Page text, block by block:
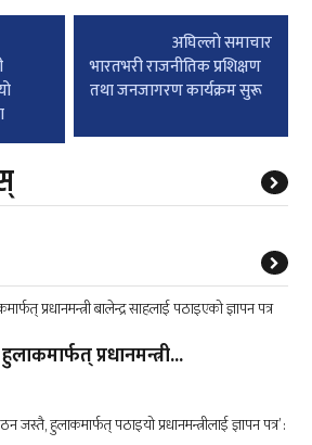
अघिल्लाे समाचार
भारतभरी राजनीतिक प्रशिक्षण
तथा जनजागरण कार्यक्रम सुरू
प्रधानमन्त्री...